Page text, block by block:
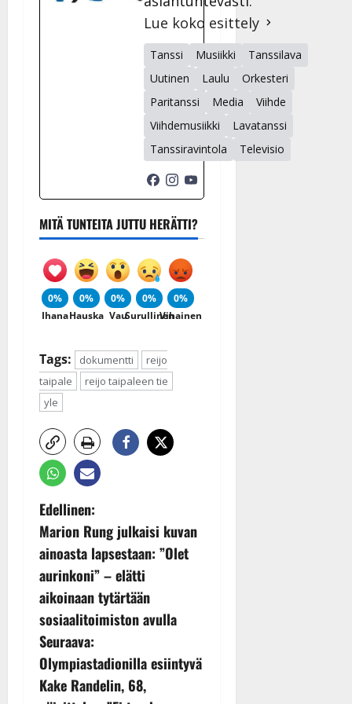
Lue koko esittely
Tanssi Musiikki
Tanssilava
Uutinen
Laulu
Orkesteri
Paritanssi
Media
Viihde
Viihdemusiikki
Lavatanssi
Tanssiravintola
Televisio
MITÄ TUNTEITA JUTTU HERÄTTI?
0%
Ihana
0%
Hauska
0%
Vau
0%
Surullinen
0%
Vihainen
Tags: dokumentti
reijo
taipale
reijo taipaleen tie
yle
P
o
s
t
n
a
Edellinen:
Marion Rung julkaisi kuvan
ainoasta lapsestaan: ”Olet
aurinkoni” – elätti
aikoinaan tytärtään
sosiaalitoimiston avulla
Seuraava:
Olympiastadionilla esiintyvä
Kake Randelin, 68,